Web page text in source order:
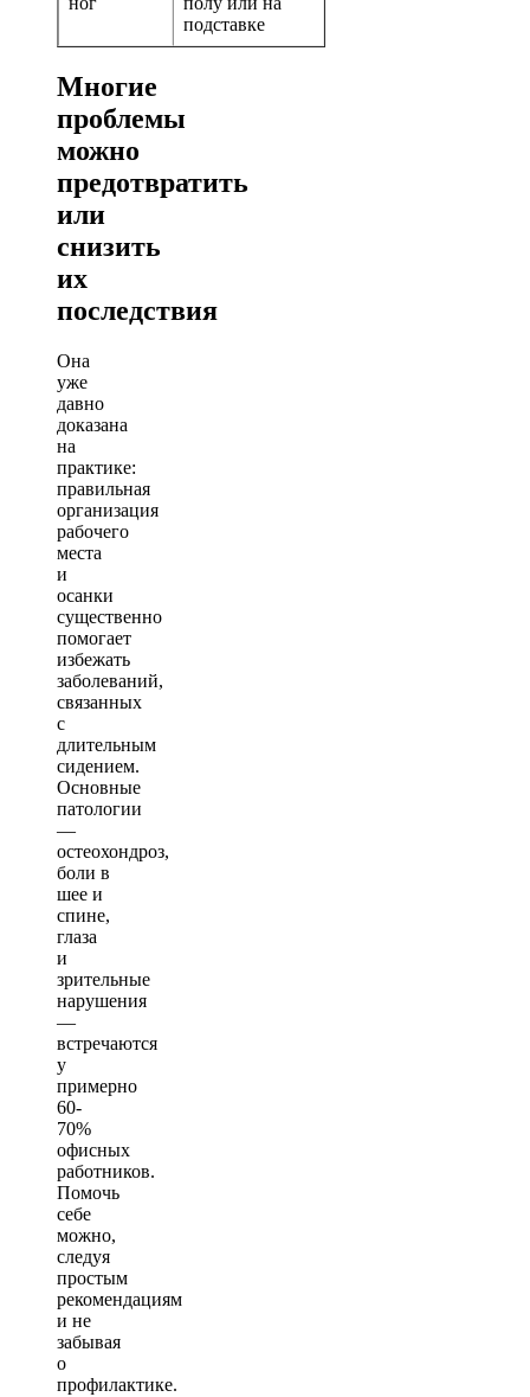
подставке
Многие
проблемы
можно
предотвратить
или
снизить
их
последствия
Она
уже
давно
доказана
на
практике:
правильная
организация
рабочего
места
и
осанки
существенно
помогает
избежать
заболеваний,
связанных
с
длительным
сидением.
Основные
патологии
—
остеохондроз,
боли в
шее и
спине,
глаза
и
зрительные
нарушения
—
встречаются
у
примерно
60-
70%
офисных
работников.
Помочь
себе
можно,
следуя
простым
рекомендациям
и не
забывая
о
профилактике.